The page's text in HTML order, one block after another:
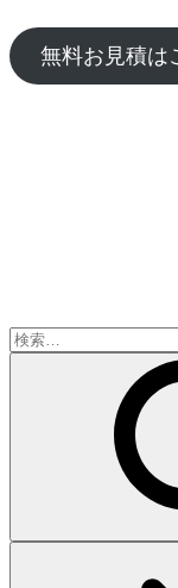
無料お見積は
検
索: